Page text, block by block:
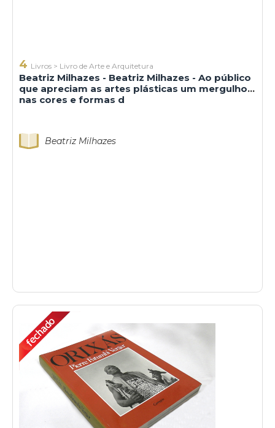
4 Livros > Livro de Arte e Arquitetura
Beatriz Milhazes - Beatriz Milhazes - Ao público
que apreciam as artes plásticas um mergulho
nas cores e formas d
Beatriz Milhazes